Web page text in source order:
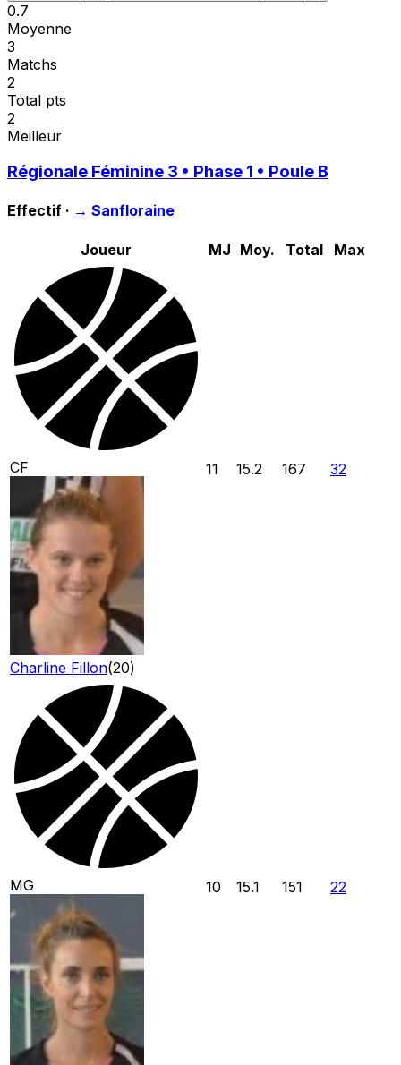
0.7
Moyenne
3
Matchs
2
Total pts
2
Meilleur
Régionale Féminine 3 • Phase 1 • Poule B
Effectif · → Sanfloraine
Joueur MJ Moy. Total Max
CF
Charline Fillon(20)
11 15.2 167 32
MG 10 15.1 151 22